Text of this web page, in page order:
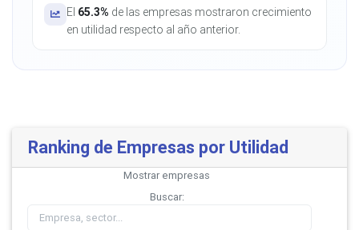
El 65.3% de las empresas mostraron crecimiento
en utilidad respecto al año anterior.
Ranking de Empresas por Utilidad
Mostrar empresas
Buscar: